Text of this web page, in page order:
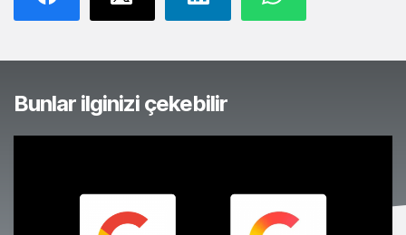
Bunlar ilginizi çekebilir